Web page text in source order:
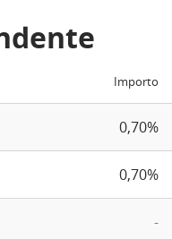
Importo
0,70%
0,70%
-